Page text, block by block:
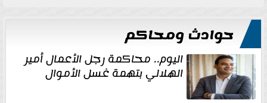
حوادث ومحاكم
اليوم.. محاكمة رجل الأعمال أمير
الهلالي بتهمة غسل الأموال